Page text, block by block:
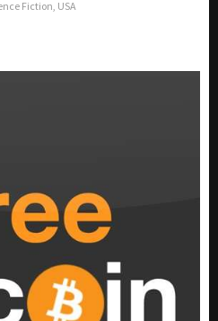
Fiction USA